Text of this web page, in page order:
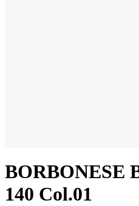
BORBONESE
140 Col.01